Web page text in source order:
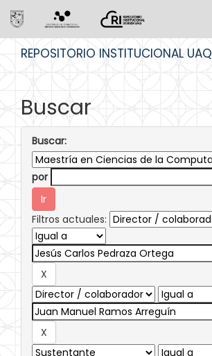
REPOSITORIO INSTITUCIONAL UAQ
Buscar
Buscar:
por
Filtros actuales: